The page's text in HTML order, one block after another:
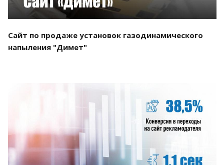
Сайт по продаже установок газодинамического
напыления "Димет"